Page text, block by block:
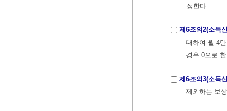
정한다.
제6조의2(소득
대하여 월 4
경우 0으로
제6조의3(소득
제외하는 보